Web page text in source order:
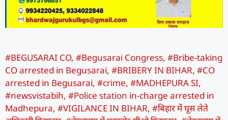
#BEGUSARAI CO, #Begusarai Congress, #Bribe-taking
CO arrested in Begusarai, #BRIBERY IN BIHAR, #CO
arrested in Begusarai, #crime, #MADHEPURA SI,
#newsvistabih, #Police station in-charge arrested in
Madhepura, #VIGILANCE IN BIHAR, #बिहार में घूस लेते